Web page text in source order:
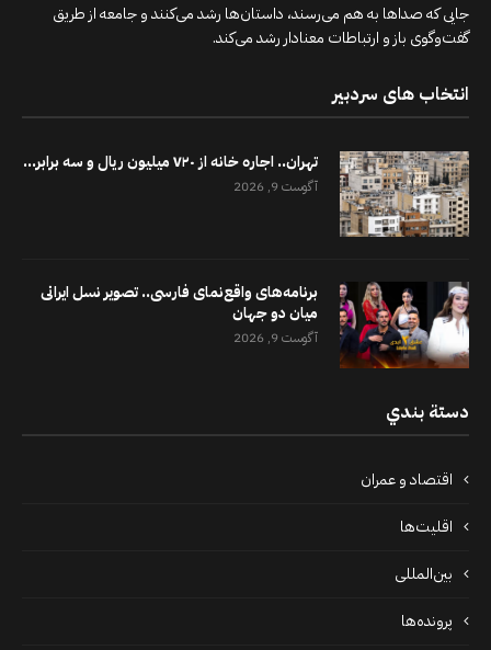
جایی که صداها به هم می‌رسند، داستان‌ها رشد می‌کنند و جامعه از طریق
گفت‌وگوی باز و ارتباطات معنادار رشد می‌کند.
انتخاب های سردبیر
تهران.. اجاره خانه از ۷۲۰ میلیون ریال و سه برابر...
آگوست 9, 2026
برنامه‌های واقع‌نمای فارسی.. تصویر نسل ایرانی
میان دو جهان
آگوست 9, 2026
دستة بندي
اقتصاد و عمران
اقلیت‌ها
بین‌المللی
پرونده‌ها